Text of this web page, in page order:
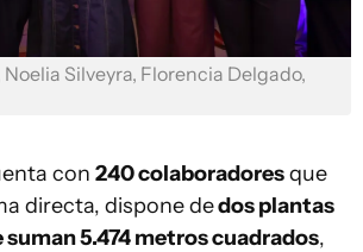
Silveyra, Florencia Delgado,
con 240 colaboradoresque
directa, dispone dedos plantas
5.474 metros cuadrados,